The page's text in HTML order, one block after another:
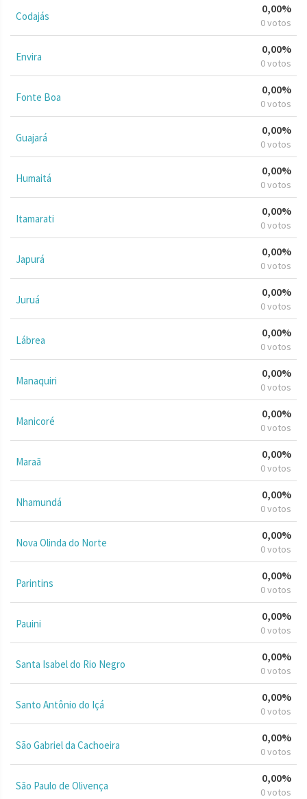
Codajás
0,00%
0 votos
Envira
0,00%
0 votos
Fonte Boa
0,00%
0 votos
Guajará
0,00%
0 votos
Humaitá
0,00%
0 votos
Itamarati
0,00%
0 votos
Japurá
0,00%
0 votos
Juruá
0,00%
0 votos
Lábrea
0,00%
0 votos
Manaquiri
0,00%
0 votos
Manicoré
0,00%
0 votos
Maraã
0,00%
0 votos
Nhamundá
0,00%
0 votos
Nova Olinda do Norte
0,00%
0 votos
Parintins
0,00%
0 votos
Pauini
0,00%
0 votos
Santa Isabel do Rio Negro
0,00%
0 votos
Santo Antônio do Içá
0,00%
0 votos
São Gabriel da Cachoeira
0,00%
0 votos
São Paulo de Olivença
0,00%
0 votos